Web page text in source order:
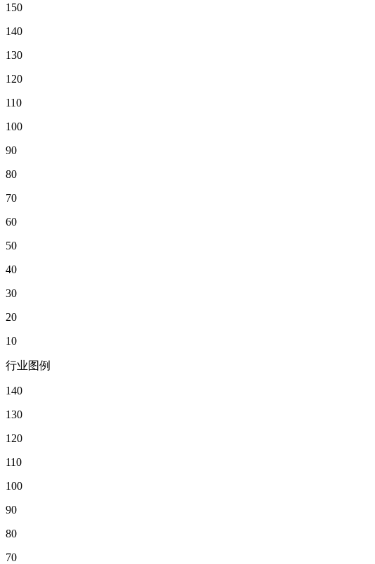
150
140
130
120
110
100
90
80
70
60
50
40
30
20
10
行业图例
140
130
120
110
100
90
80
70